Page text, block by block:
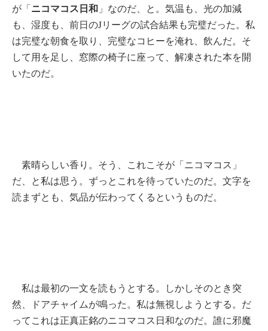
が「ニコマコス日和 」なのだ、と。気温も、光の加減
も、湿度も、前日のJリーグの試合結果も完璧だった。私
は完璧な朝食を取り、完璧なコヒーを淹れ、飲んだ。そ
して用を足し、窓際の椅子に座って、解凍された本を開
いたのだ。
素晴らしい香り。そう、これこそが「ニコマコス」
だ、と私は思う。ずっとこれを待っていたのだ。文字を
読まずとも、気品が伝わってくるというものだ。
私は最初の一文を読もうとする。しかしそのとき突
然、ドアチャイムが鳴った。私は無視しようとする。だ
ってこれは正真正銘のニコマコス日和なのだ。誰に邪魔